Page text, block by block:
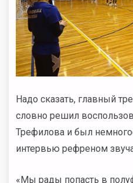
Надо сказать, главный
словно решил
Трефилова и был
интервью рефреном
«Мы рады попасть в